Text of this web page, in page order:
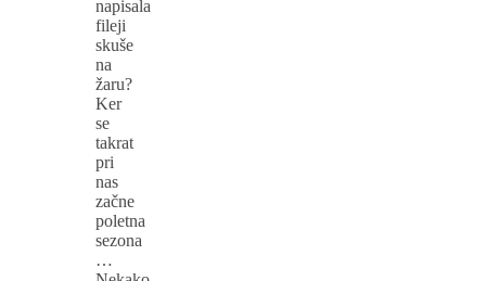
napisala
fileji
skuše
na
žaru?
Ker
se
takrat
pri
nas
začne
poletna
sezona
…